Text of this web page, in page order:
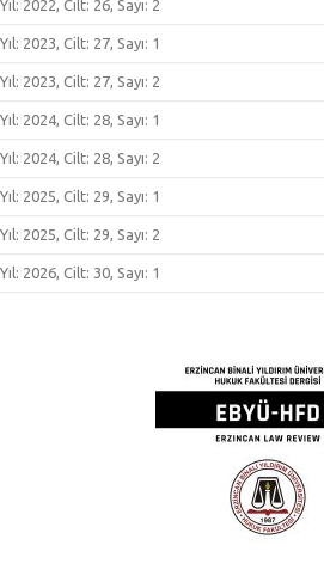
Yıl: 2022, Cilt: 26, Sayı: 2
Yıl: 2023, Cilt: 27, Sayı: 1
Yıl: 2023, Cilt: 27, Sayı: 2
Yıl: 2024, Cilt: 28, Sayı: 1
Yıl: 2024, Cilt: 28, Sayı: 2
Yıl: 2025, Cilt: 29, Sayı: 1
Yıl: 2025, Cilt: 29, Sayı: 2
Yıl: 2026, Cilt: 30, Sayı: 1